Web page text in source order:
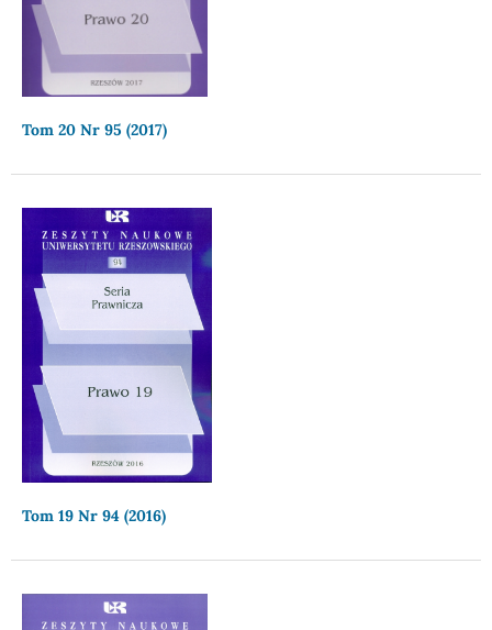
Tom 20 Nr 95 (2017)
Tom 19 Nr 94 (2016)